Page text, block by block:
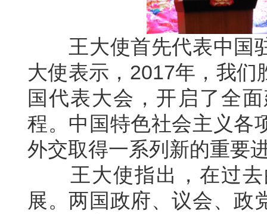
王大使首先代表中国驻
大使表示，2017年，我
国代表大会，开启了全
程。中国特色社会主义各
外交取得一系列新的重要
王大使指出，在过去
展。两国政府、议会、政